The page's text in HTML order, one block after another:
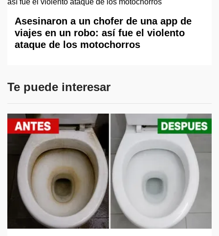
Asesinaron a un chofer de una app de
viajes en un robo: así fue el violento
ataque de los motochorros
Te puede interesar